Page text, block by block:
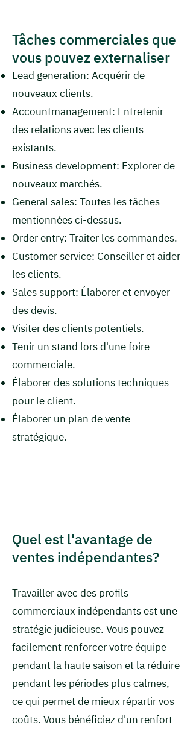
Tâches commerciales que
vous pouvez externaliser
Lead generation: Acquérir de
nouveaux clients.
Accountmanagement: Entretenir
des relations avec les clients
existants.
Business development: Explorer de
nouveaux marchés.
General sales: Toutes les tâches
mentionnées ci-dessus.
Order entry: Traiter les commandes.
Customer service: Conseiller et aider
les clients.
Sales support: Élaborer et envoyer
des devis.
Visiter des clients potentiels.
Tenir un stand lors d'une foire
commerciale.
Élaborer des solutions techniques
pour le client.
Élaborer un plan de vente
stratégique.
Quel est l'avantage de
ventes indépendantes?
Travailler avec des profils
commerciaux indépendants est une
stratégie judicieuse. Vous pouvez
facilement renforcer votre équipe
pendant la haute saison et la réduire
pendant les périodes plus calmes,
ce qui permet de mieux répartir vos
coûts. Vous bénéficiez d'un renfort